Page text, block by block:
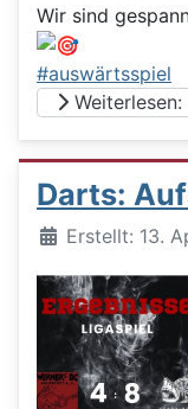
Wir sind
#auswärtsspiel
Weiterlesen:
Darts:
DetailsErstellt: 13.